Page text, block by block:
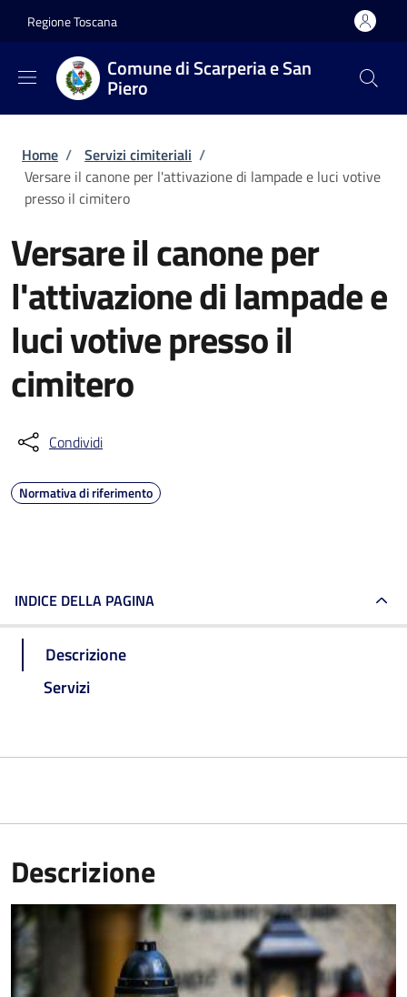
Regione Toscana
Comune di Scarperia e San
Piero
Briciole di pane
Home / Servizi cimiteriali /
Versare il canone per l'attivazione di lampade e luci votive
presso il cimitero
Versare il canone per
l'attivazione di lampade e
luci votive presso il
cimitero
Condividi
Normativa di riferimento
INDICE DELLA PAGINA
Descrizione
Servizi
Descrizione